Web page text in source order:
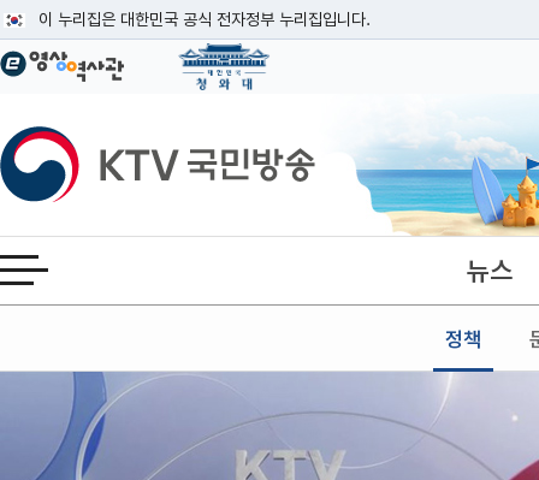
이 누리집은 대한민국 공식 전자정부 누리집입니다.
공식 누리집 주소 확인하기
이밖에 or.kr 또는 .kr등 다른 도메인 주소를 사용하고 있다면 아래 URL에서
운영중인 공식 누리집보기
KTV국민방송
전체메뉴 열기 뉴스
정책
본문